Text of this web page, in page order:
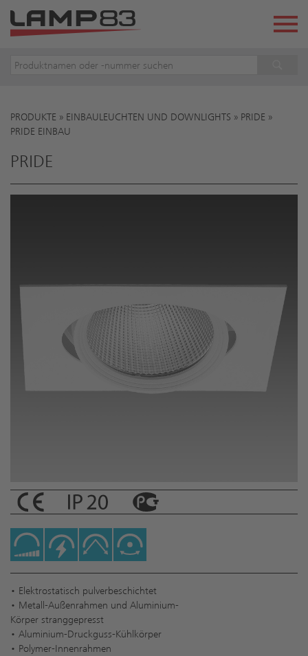
Sie sind hier
PRODUKTE » EINBAULEUCHTEN UND DOWNLIGHTS » PRIDE »
PRIDE EINBAU
PRIDE
• Elektrostatisch pulverbeschichtet
• Metall-Außenrahmen und Aluminium-
Körper stranggepresst
• Aluminium-Druckguss-Kühlkörper
• Polymer-Innenrahmen